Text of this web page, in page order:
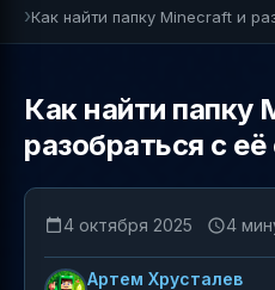
Как найти папку Minecraft и
Как найти папку
разобраться с
4 октября 2025 4
Артем Хрусталев